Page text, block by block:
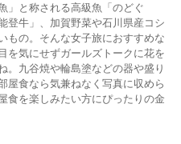
」と称される高級魚「のどぐ
登牛」、加賀野菜や石川県産コシ
もの。そんな女子旅におすすめな
気にせずガールズトークに花を
。九谷焼や輪島塗などの器や盛り
屋食なら気兼ねなく写真に収めら
食を楽しみたい方にぴったりの金